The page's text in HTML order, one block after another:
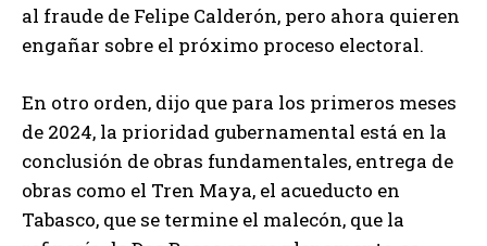
al fraude de Felipe Calderón, pero ahora quieren
engañar sobre el próximo proceso electoral.
En otro orden, dijo que para los primeros meses
de 2024, la prioridad gubernamental está en la
conclusión de obras fundamentales, entrega de
obras como el Tren Maya, el acueducto en
Tabasco, que se termine el malecón, que la